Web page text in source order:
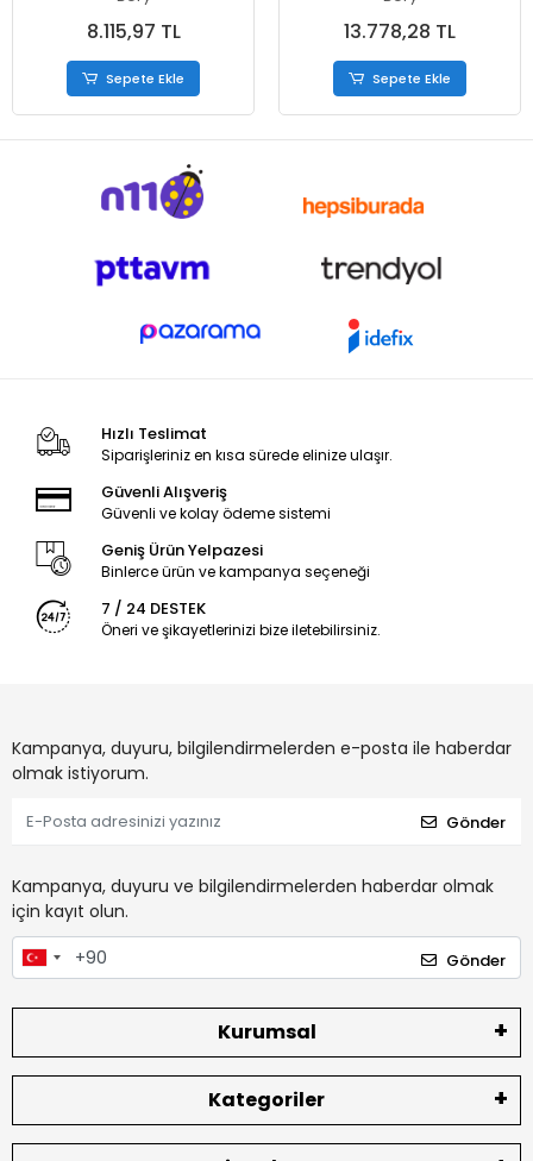
8.115,97 TL
Sepete Ekle
13.778,28 TL
Sepete Ekle
Hızlı Teslimat
Siparişleriniz en kısa sürede elinize ulaşır.
Güvenli Alışveriş
Güvenli ve kolay ödeme sistemi
Geniş Ürün Yelpazesi
Binlerce ürün ve kampanya seçeneği
7 / 24 DESTEK
Öneri ve şikayetlerinizi bize iletebilirsiniz.
Kampanya, duyuru, bilgilendirmelerden e-posta ile haberdar
olmak istiyorum.
Gönder
Kampanya, duyuru ve bilgilendirmelerden haberdar olmak
için kayıt olun.
Gönder
Kurumsal
Kategoriler